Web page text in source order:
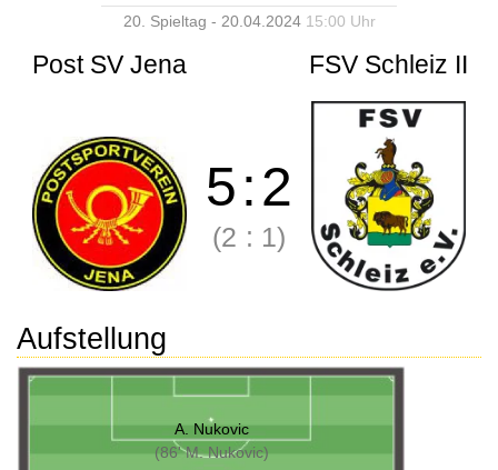
20. Spieltag - 20.04.2024 15:00 Uhr
Post SV Jena FSV Schleiz II
5:2
(2 : 1)
Aufstellung
A. Nukovic
(86' M. Nukovic)